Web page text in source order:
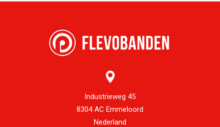
Industrieweg 45
8304 AC Emmeloord
Nederland